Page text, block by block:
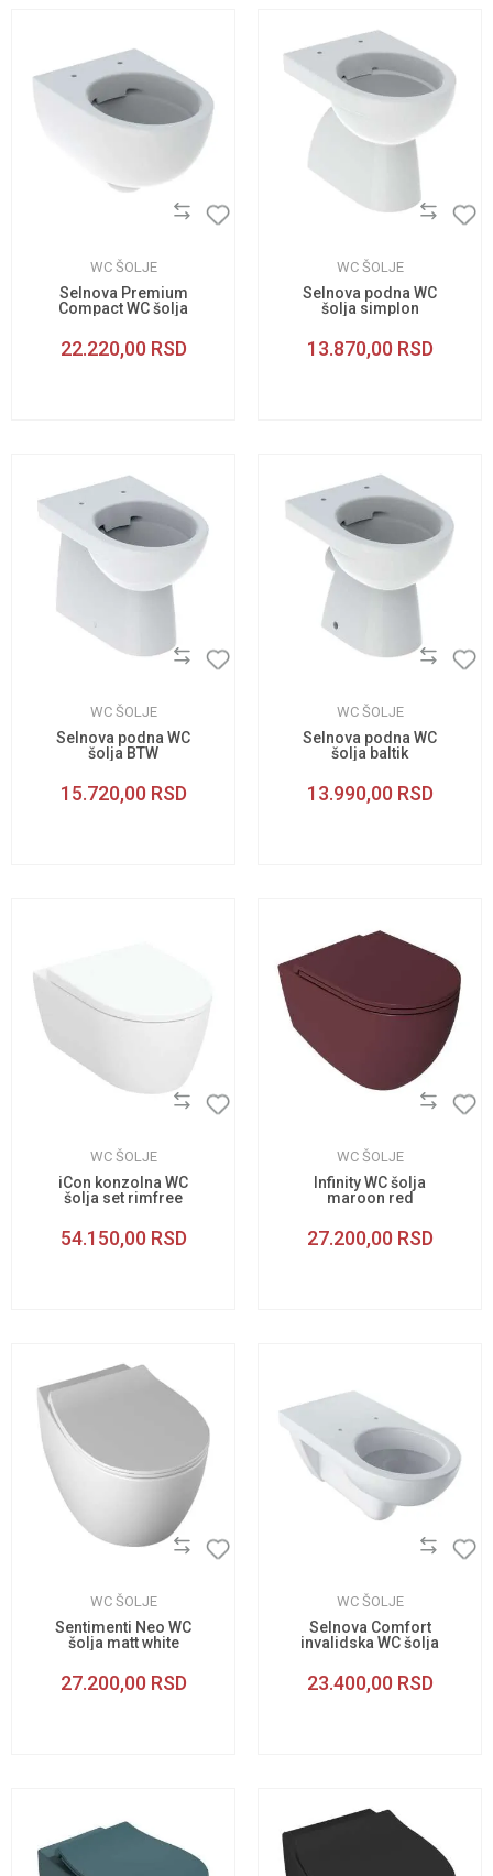
WC ŠOLJE
Selnova Premium
Compact WC šolja
22.220,00 RSD
WC ŠOLJE
Selnova podna WC
šolja simplon
13.870,00 RSD
WC ŠOLJE
Selnova podna WC
šolja BTW
15.720,00 RSD
WC ŠOLJE
Selnova podna WC
šolja baltik
13.990,00 RSD
WC ŠOLJE
iCon konzolna WC
šolja set rimfree
54.150,00 RSD
WC ŠOLJE
Infinity WC šolja
maroon red
27.200,00 RSD
WC ŠOLJE
Sentimenti Neo WC
šolja matt white
27.200,00 RSD
WC ŠOLJE
Selnova Comfort
invalidska WC šolja
23.400,00 RSD